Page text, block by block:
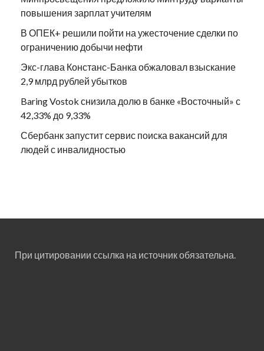
повышения зарплат учителям
В ОПЕК+ решили пойти на ужесточение сделки по
ограничению добычи нефти
Экс-глава Констанс-Банка обжаловал взыскание
2,9 млрд рублей убытков
Baring Vostok снизила долю в банке «Восточный» с
42,33% до 9,33%
Сбербанк запустит сервис поиска вакансий для
людей с инвалидностью
При цитировании ссылка на источник обязательна.